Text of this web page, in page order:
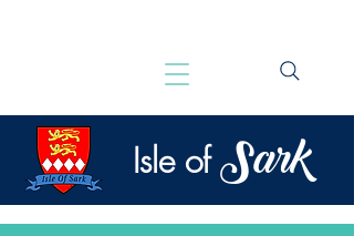
Isle of Sark